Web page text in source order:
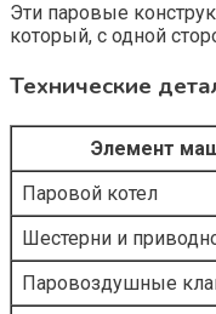
Эти паровые
который, с одной
Технические
Элемент
Паровой котел
Шестерни и
Паровоздушные